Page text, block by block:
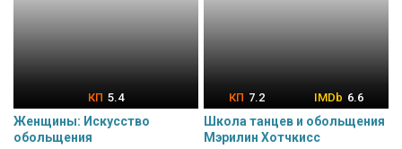
5.4
Женщины: Искусство
обольщения
7.2 6.6
Школа танцев и обольщения
Мэрилин Хотчкисс